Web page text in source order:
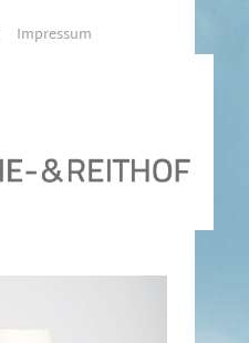
Impressum
WEEK